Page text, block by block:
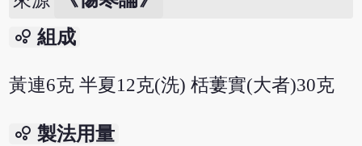
bubble_chart 組成
黃連6克 半夏12克(洗) 栝蔞實(大者)30克
bubble_chart 製法用量